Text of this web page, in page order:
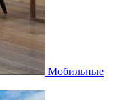
Мобильные